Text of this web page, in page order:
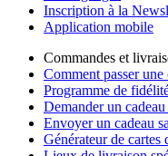
Inscription à la
Application mobile
Commandes et
Comment passer
Programme de
Demander un
Envoyer un cadeau
Générateur de